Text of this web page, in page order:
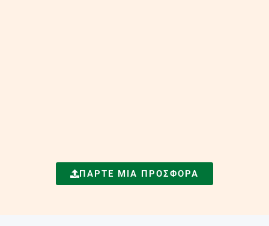
ΠΆΡΤΕ ΜΙΑ ΠΡΟΣΦΟΡΆ